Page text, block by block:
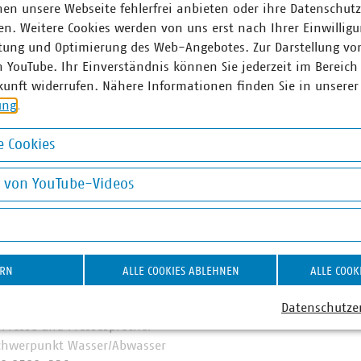
Marktanteile in zentralen Ver- und
Wärme 88 Prozent, Trinkwasser 89 Prozent, Abwasser 45
entsorgt jeden Tag 31.500 Tonnen Abfall und hat seit
– damit ist sie der Hidden Champion des
engagieren sich im Breitbandausbau: 206 Unternehmen
wollen 80 Prozent der kommunalen Unternehmen den
Anschlüsse für Antennen an ihr Glasfasernetz anbieten.
am Laufen – denn nichts geschieht, wenn es nicht vor Ort
Unsere Positionen:
Wasser/Abwasser
unsere Webseite fehlerfrei anbieten oder ihre
Weitere Cookies werden von uns erst nach Ihrer
und Optimierung des Web-Angebotes. Zur Darstellung
YouTube. Ihr Einverständnis können Sie jederzeit im
widerrufen. Nähere Informationen finden Sie in unserer
.
Cookies
von YouTube-Videos
YouTube-Videos
ALLE COOKIES ABLEHNEN ALLE